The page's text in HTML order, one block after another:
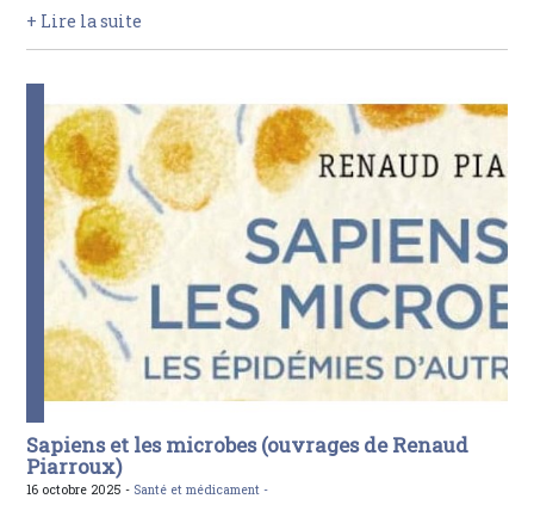
+ Lire la suite
Sapiens et les microbes (ouvrages de Renaud
Piarroux)
16 octobre 2025 - Santé et médicament -